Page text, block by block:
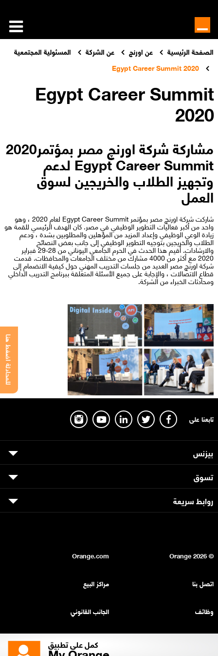
كمل على تطبيق
الصفحة الرئيسية عن اورنچ عن الشركة
المسئولية المجتمعية
Egypt Career Summit 2020
Egypt Career Summit
2020
مشاركة شركة اورنچ مصر بمؤتمر2020
Egypt Career Summit لدعم
وتجهيز الطلاب والخريجين لسوق
العمل
شاركت شركة اورنچ مصر بمؤتمر Egypt Career Summit لعام 2020 ، وهو
واحد من أكبر فعاليات التطوير الوظيفي في مصر. كان الهدف الرئيسي للقمة هو
زيادة الوعي الوظيفي وإعداد المزيد من المؤهلين والمطلوبين بشدة ، ودعم
الطلاب والخريجين بتوجيه التطوير الوظيفي إلى جانب بعض النصائح
والارشادات. أقيم هذا الحدث في الحرم الجامعي اليوناني من 28-29 فبراير
2020 مع أكثر من 4000 مشارك من مختلف الجامعات والمحافظات. قدمت
شركة اورنچ مصر العديد من جلسات التدريب المهني حول كيفية الانضمام إلى
قطاع الاتصالات ، والإجابة على جميع الأسئلة المتعلقة ببرنامج التدريب الداخلي
ومحادثات الخبراء من الشركة.
للمحادثة اضغط هنا
تابعنا على
بيزنس
تسوق
روابط سريعة
© Orange
2026
Orange.com
اتصل بنا مراكز البيع
وظائف الجانب القانوني